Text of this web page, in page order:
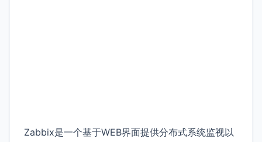
Zabbix是一个基于WEB界面提供分布式系统监视以